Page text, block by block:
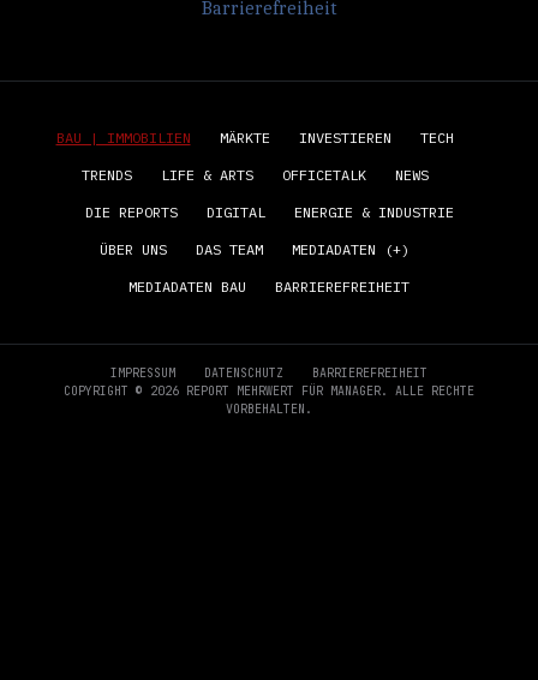
Barrierefreiheit
BAU | IMMOBILIEN MÄRKTE INVESTIEREN TECH
TRENDS LIFE & ARTS OFFICETALK NEWS
DIE REPORTS DIGITAL ENERGIE & INDUSTRIE
ÜBER UNS DAS TEAM MEDIADATEN (+)
MEDIADATEN BAU BARRIEREFREIHEIT
IMPRESSUM DATENSCHUTZ
BARRIEREFREIHEIT
COPYRIGHT © 2026 REPORT MEHRWERT FÜR MANAGER. ALLE RECHTE
VORBEHALTEN.